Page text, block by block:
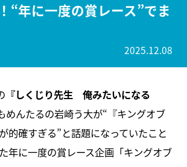
“年に一度の賞レース”でま
2025.12.08
『しくじり先生 俺みたいになる
めんたるの岩崎う大が“『キングオブ
的確すぎる”と話題になっていたこと
年に一度の賞レース企画「キングオブ